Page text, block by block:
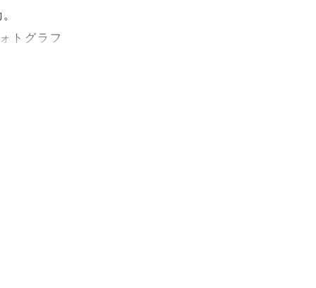
トグラフ
だいてお
ました。
ので、ご
ィスト様